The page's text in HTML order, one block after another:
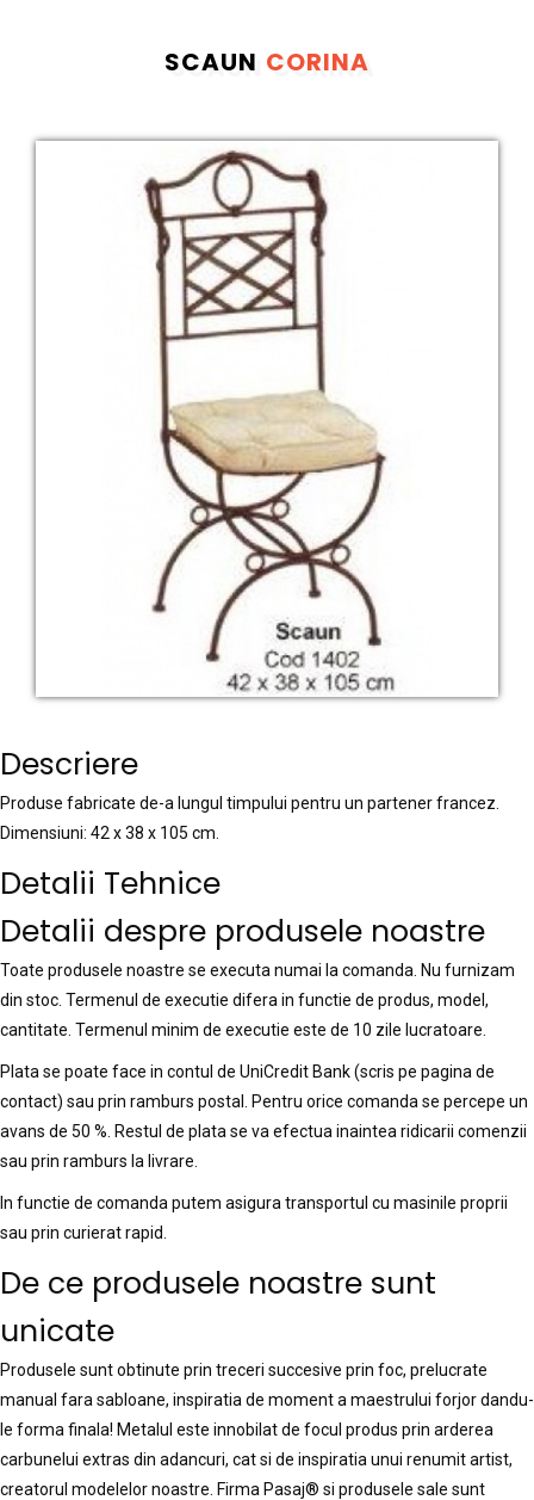
SCAUN CORINA
Descriere
Produse fabricate de-a lungul timpului pentru un partener francez.
Dimensiuni: 42 x 38 x 105 cm.
Detalii Tehnice
Detalii despre produsele noastre
Toate produsele noastre se executa numai la comanda. Nu furnizam
din stoc. Termenul de executie difera in functie de produs, model,
cantitate. Termenul minim de executie este de 10 zile lucratoare.
Plata se poate face in contul de UniCredit Bank (scris pe pagina de
contact) sau prin ramburs postal. Pentru orice comanda se percepe un
avans de 50 %. Restul de plata se va efectua inaintea ridicarii comenzii
sau prin ramburs la livrare.
In functie de comanda putem asigura transportul cu masinile proprii
sau prin curierat rapid.
De ce produsele noastre sunt
unicate
Produsele sunt obtinute prin treceri succesive prin foc, prelucrate
manual fara sabloane, inspiratia de moment a maestrului forjor dandu-
le forma finala! Metalul este innobilat de focul produs prin arderea
carbunelui extras din adancuri, cat si de inspiratia unui renumit artist,
creatorul modelelor noastre. Firma Pasaj® si produsele sale sunt